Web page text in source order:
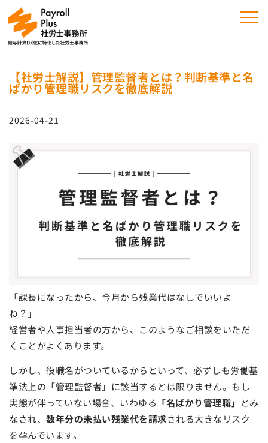
【社労士解説】管理監督者とは？判断基準と名
ばかり管理職リスクを徹底解説
2026-04-21
「課長になったから、今月から残業代はなしでいいよ
ね？」
経営者や人事担当者の方から、このようなご相談をいただ
くことがよくあります。
しかし、役職名がついているからといって、必ずしも労働基
準法上の「管理監督者」に該当するとは限りません。もし
実態が伴っていない場合、いわゆる 「名ばかり管理職」
とみ
なされ、 数年分の未払い残業代を請求される大きなリスク
を孕んでいます。